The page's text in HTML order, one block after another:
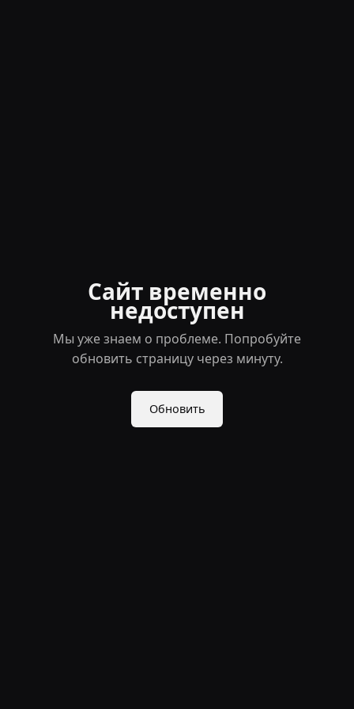
Сайт временно
недоступен
Мы уже знаем о проблеме. Попробуйте
обновить страницу через минуту.
Обновить